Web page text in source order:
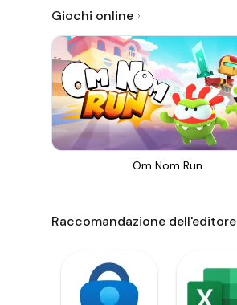
Giochi online
Om Nom Run
Raccomandazione dell'editore